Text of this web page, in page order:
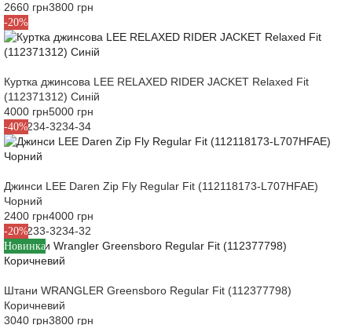
2660 грн3800 грн
-20%
LXL
Куртка джинсова LEE RELAXED RIDER JACKET Relaxed Fit
(112371312) Синій
4000 грн5000 грн
-40%
32-3234-3234-34
Джинси LEE Daren Zip Fly Regular Fit (112118173-L707HFAE)
Чорний
2400 грн4000 грн
-20%
Новинка
32-3233-3234-32
Штани WRANGLER Greensboro Regular Fit (112377798)
Коричневий
3040 грн3800 грн